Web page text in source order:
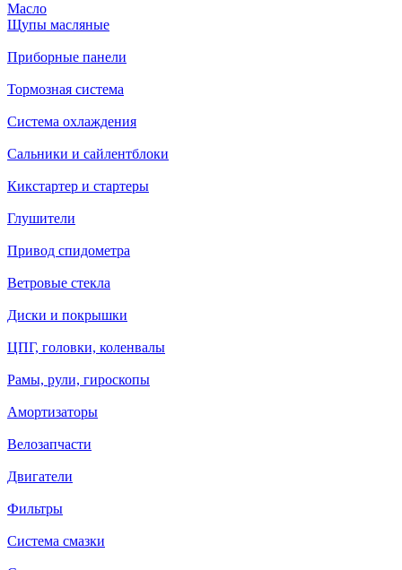
Масло
Щупы масляные
Приборные панели
Тормозная система
Система охлаждения
Сальники и сайлентблоки
Кикстартер и стартеры
Глушители
Привод спидометра
Ветровые стекла
Диски и покрышки
ЦПГ, головки, коленвалы
Рамы, рули, гироскопы
Амортизаторы
Велозапчасти
Двигатели
Фильтры
Система смазки